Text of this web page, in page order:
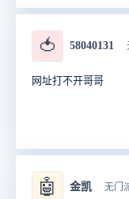
🍅 58040131
网址打不开哥哥
🤖 金凯 无门